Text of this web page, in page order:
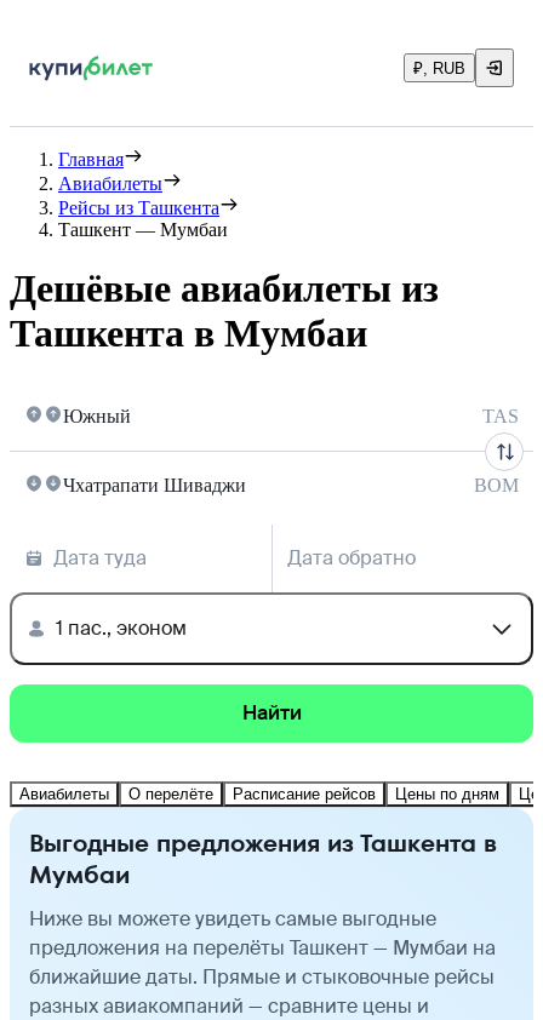
₽, RUB
Главная
Авиабилеты
Рейсы из Ташкента
Ташкент — Мумбаи
Дешёвые авиабилеты из
Ташкента в Мумбаи
Южный TAS
Чхатрапати Шиваджи BOM
Дата туда Дата обратно
1 пас., эконом
Найти
Авиабилеты О перелёте Расписание рейсов Цены по дням
Выгодные предложения из Ташкента в
Мумбаи
Ниже вы можете увидеть самые выгодные
предложения на перелёты Ташкент — Мумбаи на
ближайшие даты. Прямые и стыковочные рейсы
разных авиакомпаний — сравните цены и